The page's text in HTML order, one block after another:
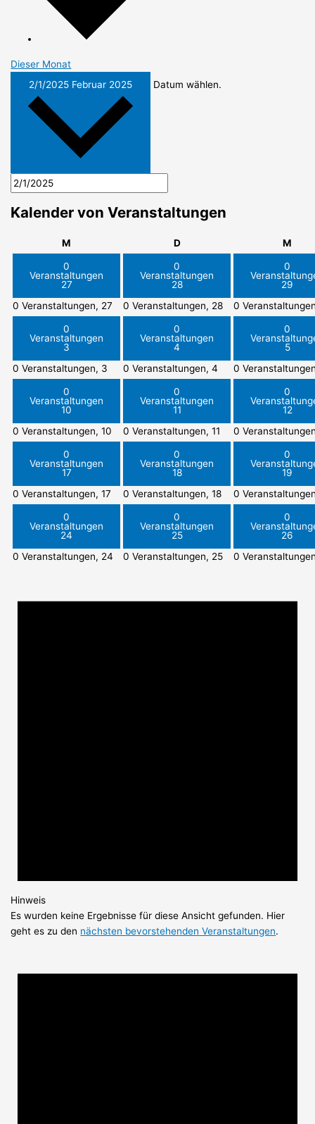
Dieser Monat
2/1/2025 Februar 2025 Datum wählen.
Kalender von Veranstaltungen
M DDienstag M
0
Veranstaltungen
27
0 Veranstaltungen, 27
0
Veranstaltungen
28
0 Veranstaltungen, 28
0
29
0
0
Veranstaltungen
3
0 Veranstaltungen, 3
0
Veranstaltungen
4
0 Veranstaltungen,4
0
5
0
0
Veranstaltungen
10
0 Veranstaltungen,10
0
Veranstaltungen
11
0 Veranstaltungen,11
0
12
0
0
Veranstaltungen
17
0 Veranstaltungen,17
0
Veranstaltungen
18
0 Veranstaltungen,18
0
19
0
0
Veranstaltungen
24
0 Veranstaltungen, 24
0
Veranstaltungen
25
0 Veranstaltungen, 25
0
26
0
Hinweis
Es wurden keine Ergebnisse für diese Ansicht gefunden. Hier
geht es zu den nächsten bevorstehenden Veranstaltungen.